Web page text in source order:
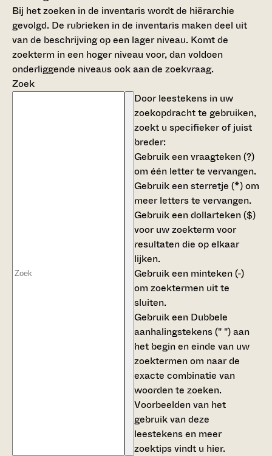
Bij het zoeken in de inventaris wordt de hiërarchie
gevolgd. De rubrieken in de inventaris maken deel uit
van de beschrijving op een lager niveau. Komt de
zoekterm in een hoger niveau voor, dan voldoen
onderliggende niveaus ook aan de zoekvraag.
Zoek
Door leestekens in uw
zoekopdracht te gebruiken,
zoekt u specifieker of juist
breder:
Gebruik eenvraagteken (?)
om één letter te vervangen.
Gebruik eensterretje (*)om
meer letters te vervangen.
Gebruik eendollarteken ($)
voor uw zoekterm voor
resultaten die op elkaar
lijken.
Gebruik een minteken (-)
om zoektermen uit te
sluiten.
Gebruik een Dubbele
aanhalingstekens (" ")aan
het begin en einde van uw
zoektermen om naar de
exacte combinatie van
woorden te zoeken.
Voorbeelden van het
gebruik van deze
leestekens en meer
zoektips vindt u hier.